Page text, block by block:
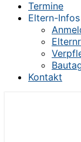
Termine
Eltern-Infos
Kontakt